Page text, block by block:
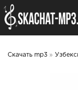
Скачать mp3 »